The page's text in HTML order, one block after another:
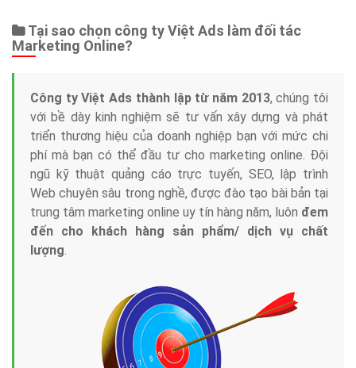
Tại sao chọn công ty Việt Ads làm đối tác
Marketing Online?
Công ty Việt Ads thành lập từ năm 2013, chúng tôi
với bề dày kinh nghiệm sẽ tư vấn xây dựng và phát
triển thương hiệu của doanh nghiệp bạn với mức chi
phí mà bạn có thể đầu tư cho marketing online. Đội
ngũ kỹ thuật quảng cáo trực tuyến, SEO, lập trình
Web chuyên sâu trong nghề, được đào tạo bài bản tại
trung tâm marketing online uy tín hàng năm, luôn đem
đến cho khách hàng sản phẩm/ dịch vụ chất
lượng.